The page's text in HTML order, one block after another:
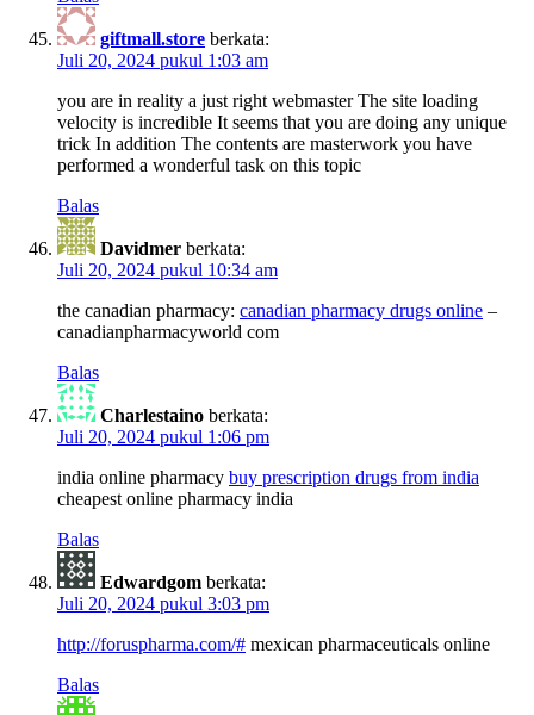
giftmall.store berkata:
Juli 20, 2024 pukul 1:03 am
you are in reality a just right webmaster The site loading
velocity is incredible It seems that you are doing any unique
trick In addition The contents are masterwork you have
performed a wonderful task on this topic
Balas
Davidmer berkata:
Juli 20, 2024 pukul 10:34 am
the canadian pharmacy: canadian pharmacy drugs online –
canadianpharmacyworld com
Balas
Charlestaino berkata:
Juli 20, 2024 pukul 1:06 pm
india online pharmacy buy prescription drugs from india
cheapest online pharmacy india
Balas
Edwardgom berkata:
Juli 20, 2024 pukul 3:03 pm
http://foruspharma.com/# mexican pharmaceuticals online
Balas